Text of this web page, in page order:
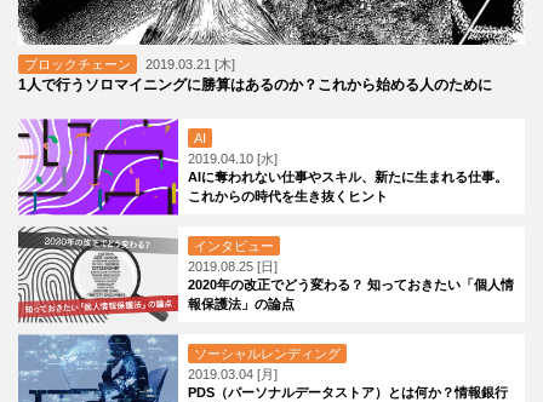
ブロックチェーン 2019.03.21 [木]
1人で行うソロマイニングに勝算はあるのか？これから始める人のために
AI
2019.04.10 [水]
AIに奪われない仕事やスキル、新たに生まれる仕事。
これからの時代を生き抜くヒント
インタビュー
2019.08.25 [日]
2020年の改正でどう変わる？ 知っておきたい「個人情
報保護法」の論点
ソーシャルレンディング
2019.03.04 [月]
PDS（パーソナルデータストア）とは何か？情報銀行